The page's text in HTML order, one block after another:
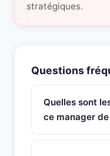
stratégiques.
Questions
Quelles sont
ce manager